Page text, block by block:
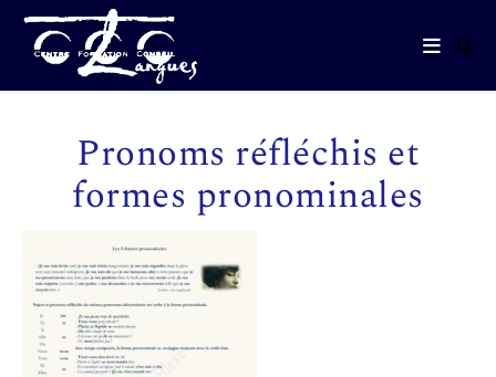
Pronoms réfléchis et
formes pronominales